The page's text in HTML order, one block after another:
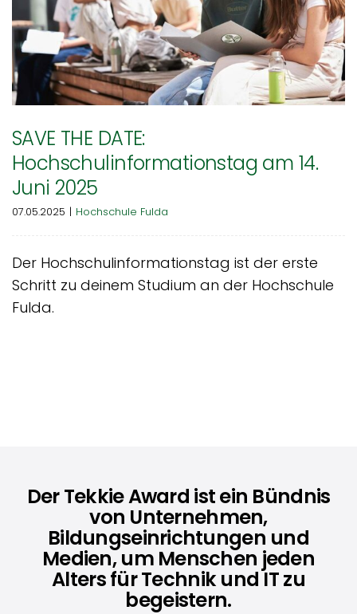
SAVE THE DATE:
Hochschulinformationstag am 14.
Juni 2025
07.05.2025 | Hochschule Fulda
Der Hochschulinformationstag ist der erste
Schritt zu deinem Studium an der Hochschule
Fulda.
Der Tekkie Award ist ein Bündnis
von Unternehmen,
Bildungseinrichtungen und
Medien, um Menschen jeden
Alters für Technik und IT zu
begeistern.